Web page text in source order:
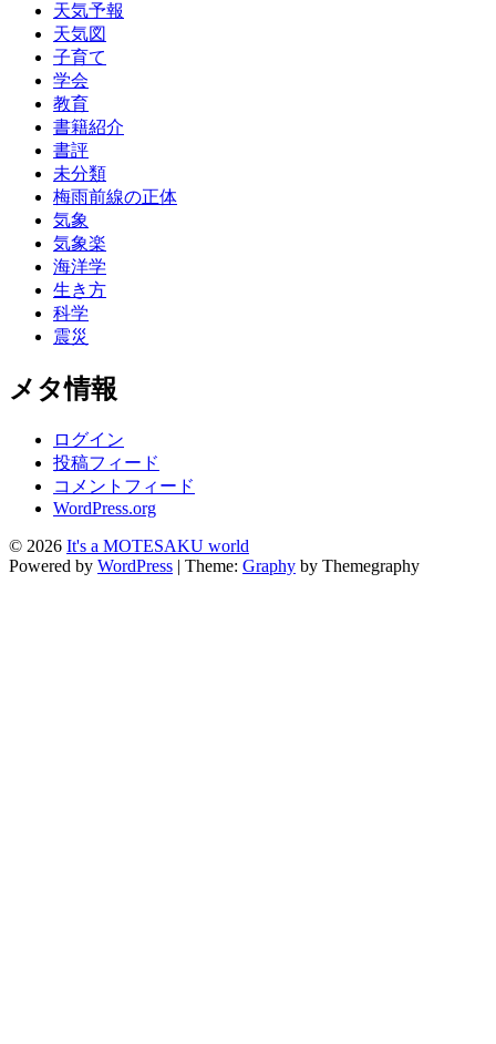
天気予報
天気図
子育て
学会
教育
書籍紹介
書評
未分類
梅雨前線の正体
気象
気象楽
海洋学
生き方
科学
震災
メタ情報
ログイン
投稿フィード
コメントフィード
WordPress.org
© 2026 It's a MOTESAKU world
Powered by WordPress | Theme: Graphy by Themegraphy